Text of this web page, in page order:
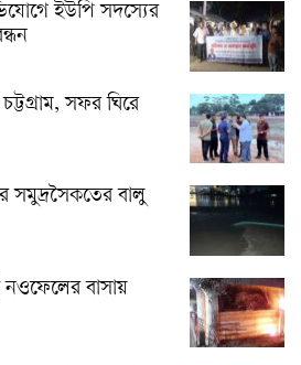
ইউপি সদস্যের
চট্টগ্রাম, সফর ঘিরে
সমুদ্রসৈকতের বালু
নওফেলের বাসায়